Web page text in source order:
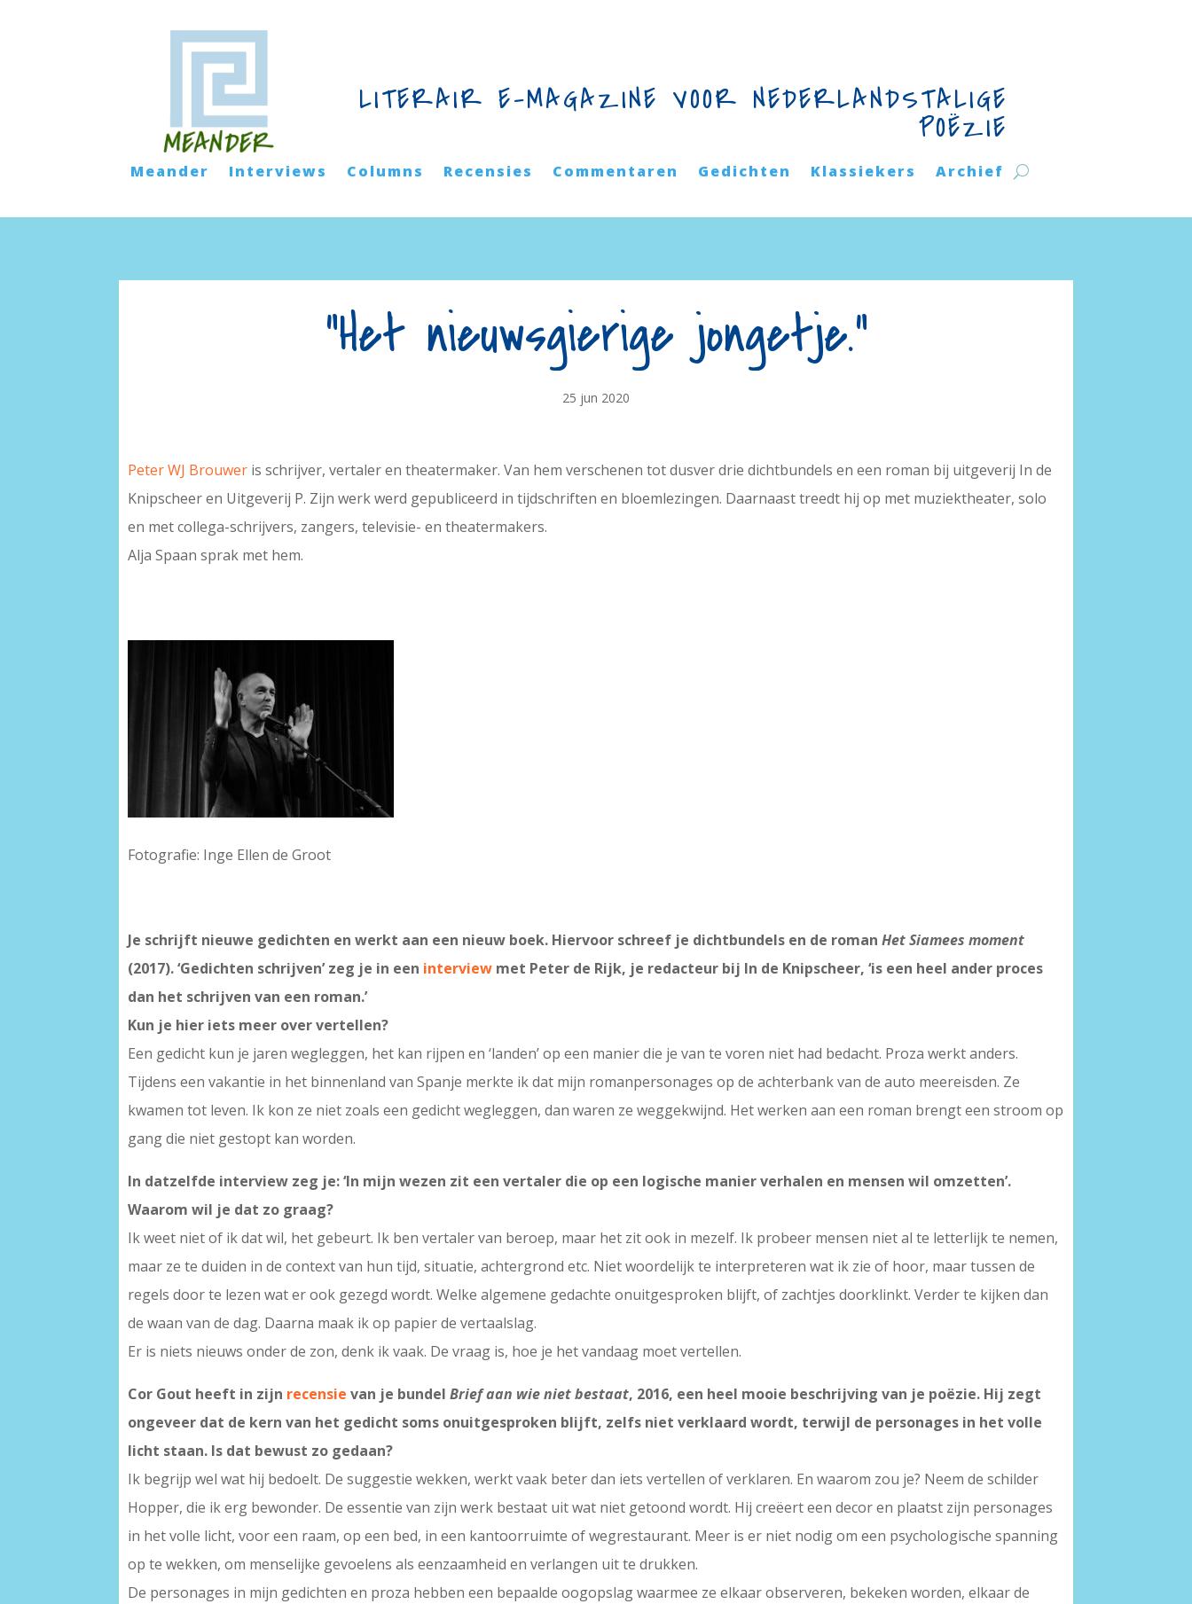
LITERAIR E-MAGAZINE VOOR NEDERLANDSTALIGE
POËZIE
Meander Interviews Columns Recensies Commentaren Gedichten Klassiekers Archief
“Het nieuwsgierige jongetje.”
25 jun 2020
Peter WJ Brouwer is schrijver, vertaler en theatermaker. Van hem verschenen tot dusver drie dichtbundels en een roman bij uitgeverij In de
Knipscheer en Uitgeverij P. Zijn werk werd gepubliceerd in tijdschriften en bloemlezingen. Daarnaast treedt hij op met muziektheater, solo
en met collega-schrijvers, zangers, televisie- en theatermakers.
Alja Spaan sprak met hem.
Fotografie: Inge Ellen de Groot
Je schrijft nieuwe gedichten en werkt aan een nieuw boek. Hiervoor schreef je dichtbundels en de romanHet Siamees moment
(2017). ‘Gedichten schrijven’ zeg je in een interview met Peter de Rijk, je redacteur bij In de Knipscheer, ‘is een heel ander proces
dan het schrijven van een roman.’
Kun je hier iets meer over vertellen?
Een gedicht kun je jaren wegleggen, het kan rijpen en ‘landen’ op een manier die je van te voren niet had bedacht. Proza werkt anders.
Tijdens een vakantie in het binnenland van Spanje merkte ik dat mijn romanpersonages op de achterbank van de auto meereisden. Ze
kwamen tot leven. Ik kon ze niet zoals een gedicht wegleggen, dan waren ze weggekwijnd. Het werken aan een roman brengt een stroom op
gang die niet gestopt kan worden.
In datzelfde interview zeg je: ‘In mijn wezen zit een vertaler die op een logische manier verhalen en mensen wil omzetten’.
Waarom wil je dat zo graag?
Ik weet niet of ik dat wil, het gebeurt. Ik ben vertaler van beroep, maar het zit ook in mezelf. Ik probeer mensen niet al te letterlijk te nemen,
maar ze te duiden in de context van hun tijd, situatie, achtergrond etc. Niet woordelijk te interpreteren wat ik zie of hoor, maar tussen de
regels door te lezen wat er ook gezegd wordt. Welke algemene gedachte onuitgesproken blijft, of zachtjes doorklinkt. Verder te kijken dan
de waan van de dag. Daarna maak ik op papier de vertaalslag.
Er is niets nieuws onder de zon, denk ik vaak. De vraag is, hoe je het vandaag moet vertellen.
Cor Gout heeft in zijn recensie van je bundelBrief aan wie niet bestaat, 2016, een heel mooie beschrijving van je poëzie. Hij zegt
ongeveer dat de kern van het gedicht soms onuitgesproken blijft, zelfs niet verklaard wordt, terwijl de personages in het volle
licht staan. Is dat bewust zo gedaan?
Ik begrijp wel wat hij bedoelt. De suggestie wekken, werkt vaak beter dan iets vertellen of verklaren. En waarom zou je? Neem de schilder
Hopper, die ik erg bewonder. De essentie van zijn werk bestaat uit wat niet getoond wordt. Hij creëert een decor en plaatst zijn personages
in het volle licht, voor een raam, op een bed, in een kantoorruimte of wegrestaurant. Meer is er niet nodig om een psychologische spanning
op te wekken, om menselijke gevoelens als eenzaamheid en verlangen uit te drukken.
De personages in mijn gedichten en proza hebben een bepaalde oogopslag waarmee ze elkaar observeren, bekeken worden, elkaar de